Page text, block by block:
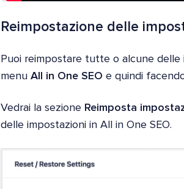
Reimpostazione delle
Puoi reimpostare tutte o alcune
menu All in One SEO e quindi
Vedrai la sezione Reimposta
delle impostazioni in All in One SEO.